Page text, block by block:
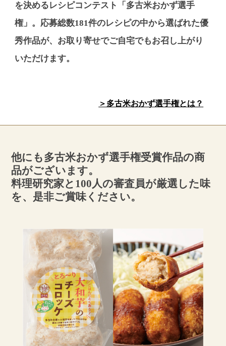
を決めるレシピコンテスト「多古米おかず選手
権」。応募総数181件のレシピの中から選ばれた優
秀作品が、お取り寄せでご自宅でもお召し上がり
いただけます。
＞多古米おかず選手権とは？
他にも多古米おかず選手権受賞作品の商
品がございます。
料理研究家と100人の審査員が厳選した味
を、是非ご賞味ください。